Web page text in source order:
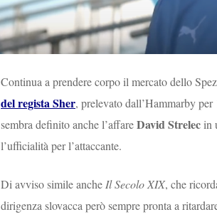
Continua a prendere corpo il mercato dello
del regista Sher, prelevato dall’Hammarby
sembra definito anche l’affareDavid Strelec in
l’ufficialità per l’attaccante.
Di avviso simile anche Il Secolo XIX, che
dirigenza slovacca però sempre pronta a